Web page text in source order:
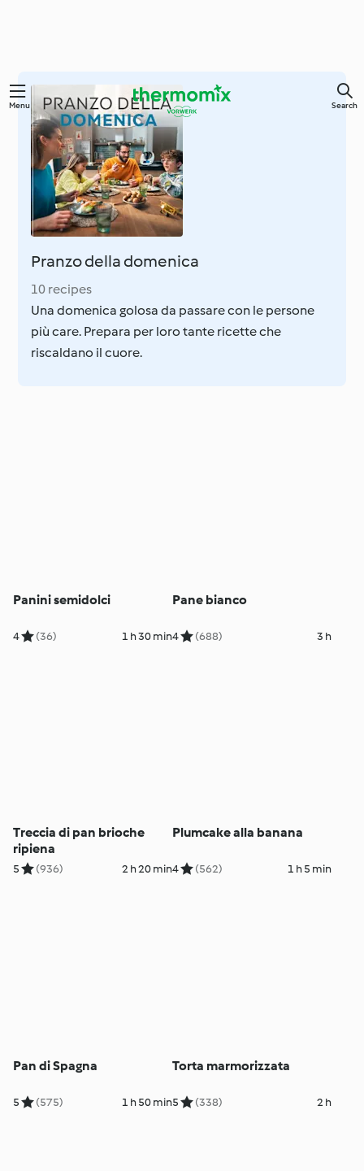
Skip
content
Menu Search
Pranzo della domenica
10 recipes
Una domenica golosa da passare con le persone
più care. Prepara per loro tante ricette che
riscaldano il cuore.
Panini semidolci
4 (36) 1 h 30 min
Pane bianco
4 (688) 3 h
Treccia di pan brioche
ripiena
5 (936) 2 h 20 min
Plumcake alla banana
4 (562) 1 h 5 min
Pan di Spagna
5 (575) 1 h 50 min
Torta marmorizzata
5 (338) 2 h